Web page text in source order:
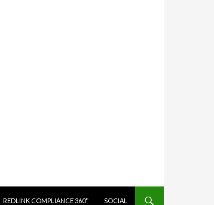
REDLINK COMPLIANCE 360° SOCIAL